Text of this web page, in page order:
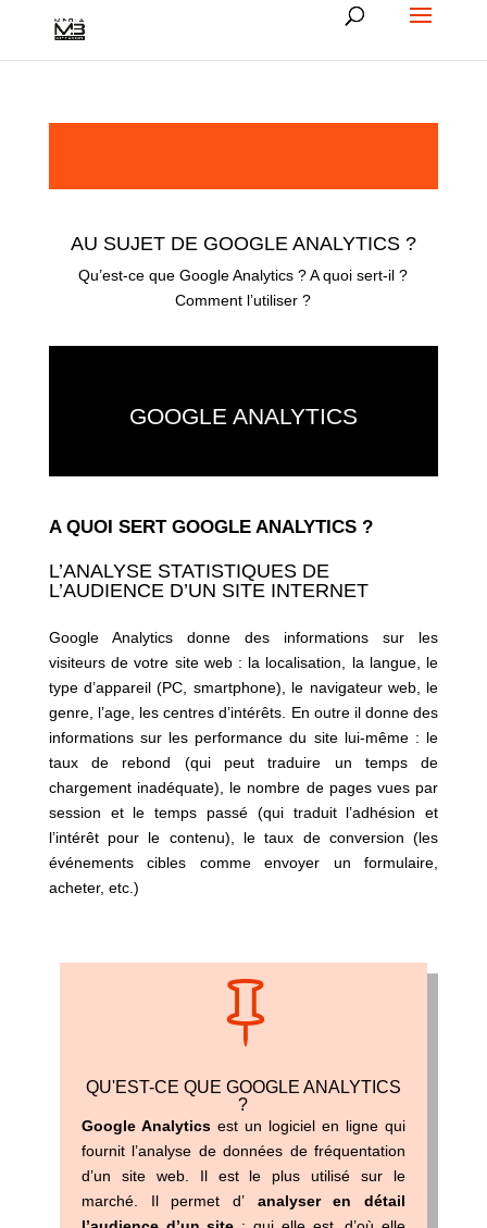
AU SUJET DE GOOGLE ANALYTICS ?
Qu’est-ce que Google Analytics ? A quoi sert-il ?
Comment l’utiliser ?
GOOGLE ANALYTICS
A QUOI SERT GOOGLE ANALYTICS ?
L’ANALYSE STATISTIQUES DE
L’AUDIENCE D’UN SITE INTERNET
Google Analytics donne des informations sur les
visiteurs de votre site web : la localisation, la langue, le
type d’appareil (PC, smartphone), le navigateur web, le
genre, l’age, les centres d’intérêts. En outre il donne des
informations sur les performance du site lui-même : le
taux de rebond (qui peut traduire un temps de
chargement inadéquate), le nombre de pages vues par
session et le temps passé (qui traduit l’adhésion et
l’intérêt pour le contenu), le taux de conversion (les
événements cibles comme envoyer un formulaire,
acheter, etc.)

QU'EST-CE QUE GOOGLE ANALYTICS
?
Google Analyticsest un logiciel en ligne qui
fournit l’analyse de données de fréquentation
d’un site web. Il est le plus utilisé sur le
marché. Il permet d’ analyser en détail